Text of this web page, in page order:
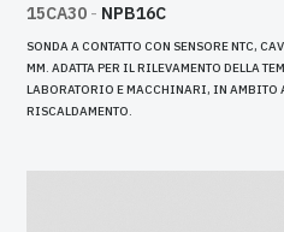
15CA30 - NPB16C
SONDA A CONTATTO CON SENSORE NTC,
MM. ADATTA PER IL RILEVAMENTO DELLA
LABORATORIO E MACCHINARI, IN
RISCALDAMENTO.